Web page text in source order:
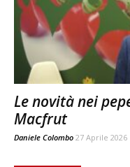
Le novità nei
Macfrut
Daniele Colombo 27 Aprile 2026